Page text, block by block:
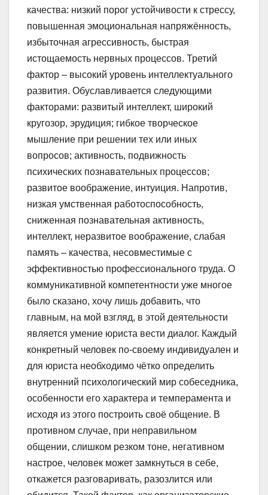
качества: низкий порог устойчивости к стрессу,
повышенная эмоциональная напряжённость,
избыточная агрессивность, быстрая
истощаемость нервных процессов. Третий
фактор – высокий уровень интеллектуального
развития. Обуславливается следующими
факторами: развитый интеллект, широкий
кругозор, эрудиция; гибкое творческое
мышление при решении тех или иных
вопросов; активность, подвижность
психических познавательных процессов;
развитое воображение, интуиция. Напротив,
низкая умственная работоспособность,
сниженная познавательная активность,
интеллект, неразвитое воображение, слабая
память – качества, несовместимые с
эффективностью профессионального труда. О
коммуникативной компетентности уже многое
было сказано, хочу лишь добавить, что
главным, на мой взгляд, в этой деятельности
является умение юриста вести диалог. Каждый
конкретный человек по-своему индивидуален и
для юриста необходимо чётко определить
внутренний психологический мир собеседника,
особенности его характера и темперамента и
исходя из этого построить своё общение. В
противном случае, при неправильном
общении, слишком резком тоне, негативном
настрое, человек может замкнуться в себе,
откажется разговаривать, разозлится или